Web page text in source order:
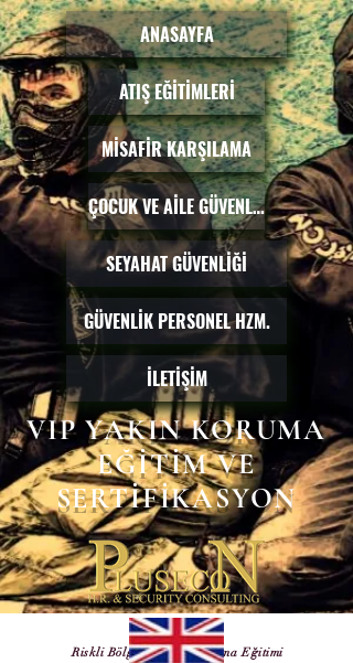
Temel yakın koruma eğitimi
Riskli Bölgeler Yakın Koruma Eğitimi
ANASAYFA
ATIŞ EĞİTİMLERİ
MİSAFİR KARŞILAMA
ÇOCUK VE AİLE GÜVENLİĞİ
SEYAHAT GÜVENLİĞİ
GÜVENLİK PERSONEL HZM.
İLETİŞİM
VIP YAKIN KORUMA
EĞİTİM VE
SERTİFİKASYON